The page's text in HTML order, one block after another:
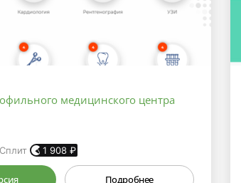
медицинского центра
1 908₽
Подробнее